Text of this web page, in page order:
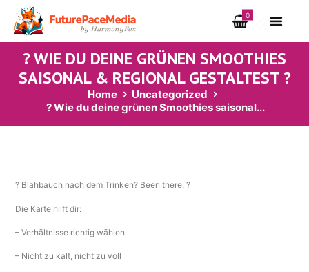
0
? WIE DU DEINE GRÜNEN SMOOTHIES
SAISONAL & REGIONAL GESTALTEST ?
Home
Uncategorized
? Wie du deine grünen Smoothies saisonal...
? Blähbauch nach dem Trinken? Been there. ?
Die Karte hilft dir:
– Verhältnisse richtig wählen
– Nicht zu kalt, nicht zu voll